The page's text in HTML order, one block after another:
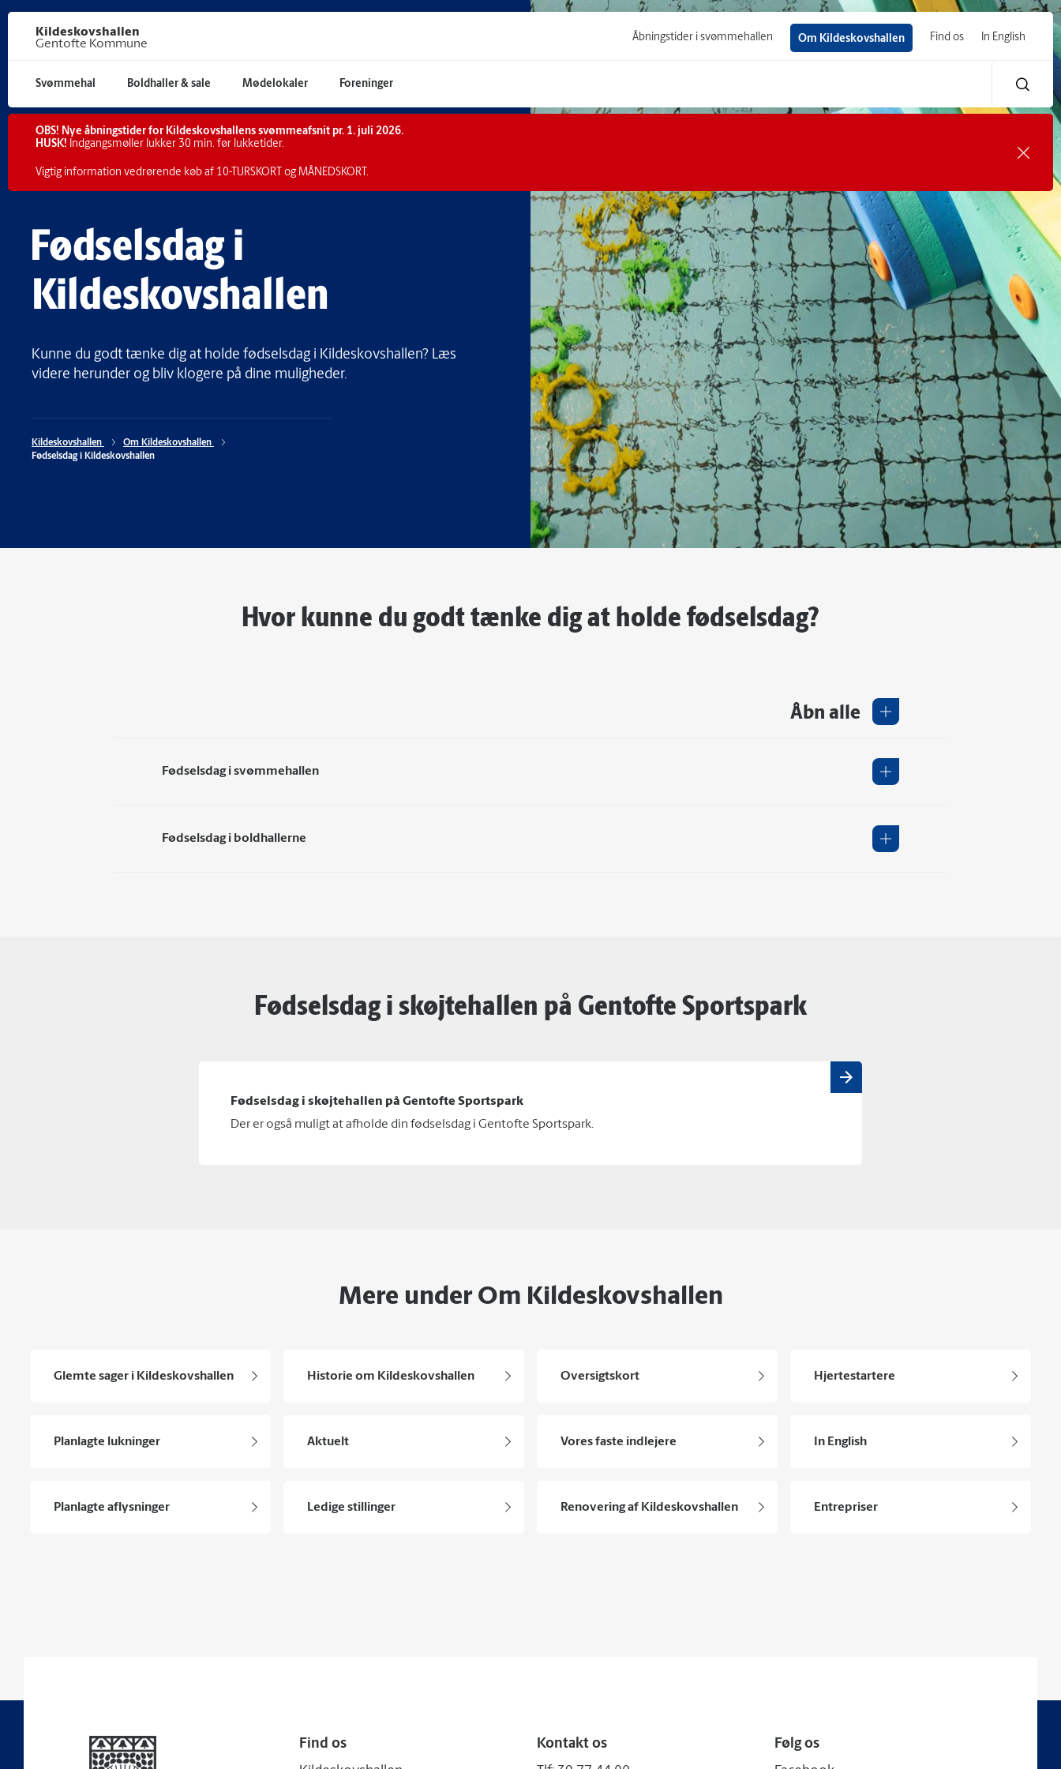
Kildeskovshallen
Gentofte Kommune
Åbningstider i svømmehallen Om Kildeskovshallen Find os In English
Svømmehal Boldhaller & sale Mødelokaler Foreninger
OBS! Nye åbningstider for Kildeskovshallens svømmeafsnit pr. 1. juli 2026.
HUSK! Indgangsmøller lukker 30 min. før lukketider.
Vigtig information vedrørende køb af 10-TURSKORT og MÅNEDSKORT.
Fødselsdag i
Kildeskovshallen
Kunne du godt tænke dig at holde fødselsdag i Kildeskovshallen? Læs
videre herunder og bliv klogere på dine muligheder.
Kildeskovshallen
Om Kildeskovshallen
Fødselsdag i Kildeskovshallen
Hvor kunne du godt tænke dig at holde fødselsdag?
Åbn alle
Fødselsdag i svømmehallen
Fødselsdag i boldhallerne
Fødselsdag i skøjtehallen på Gentofte Sportspark
Fødselsdag i skøjtehallen på Gentofte Sportspark
Der er også muligt at afholde din fødselsdag i Gentofte Sportspark.
Mere under Om Kildeskovshallen
Glemte sager i Kildeskovshallen Historie om Kildeskovshallen Oversigtskort Hjertestartere
Planlagte lukninger Aktuelt Vores faste indlejere In English
Planlagte aflysninger Ledige stillinger Renovering af Kildeskovshallen Entrepriser
Find os
Kontakt os
Følg os